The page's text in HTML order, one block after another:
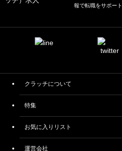
報で転職をサポート
クラッチについて
特集
お気に入りリスト
運営会社